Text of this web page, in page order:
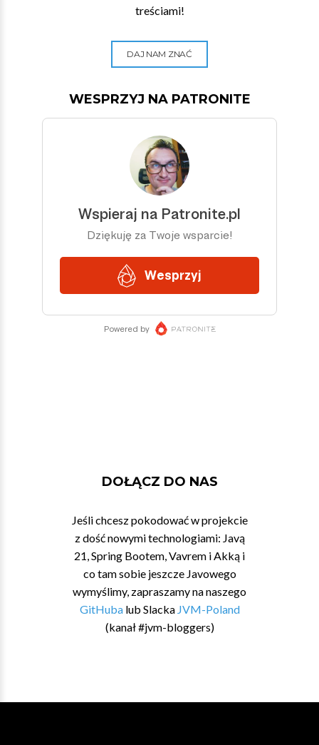
treściami!
DAJ NAM ZNAĆ
WESPRZYJ NA PATRONITE
DOŁĄCZ DO NAS
Jeśli chcesz pokodować w projekcie
z dość nowymi technologiami: Javą
21, Spring Bootem, Vavrem i Akką i
co tam sobie jeszcze Javowego
wymyślimy, zapraszamy na naszego
GitHubalub Slacka JVM-Poland
(kanał #jvm-bloggers)